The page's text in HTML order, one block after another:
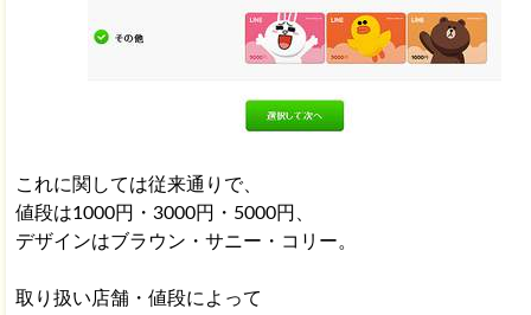
これに関しては従来通りで、
値段は1000円・3000円・5000円、
デザインはブラウン・サニー・コリー。
取り扱い店舗・値段によって